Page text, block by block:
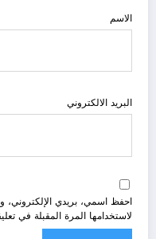
الاسم
البريد الالكتروني
احفظ اسمي، بريدي الإلكتروني،
لاستخدامها المرة المقبلة في